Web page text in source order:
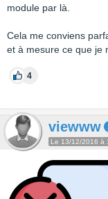
module par là.
Cela me conviens
et à mesure ce que je
4
viewww
Le 13/12/2016 à